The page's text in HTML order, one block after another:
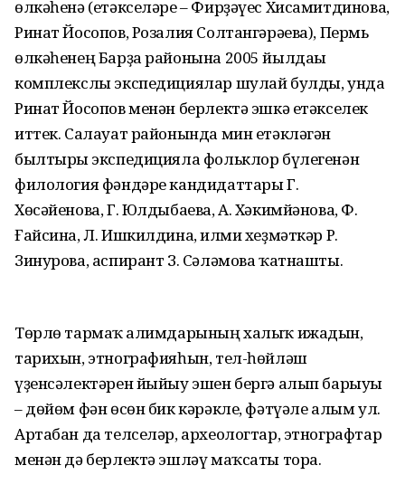
өлкәһенә (етәкселәре – Фирҙәүес Хисамитдинова,
Ринат Йосопов, Розалия Солтангәрәева), Пермь
өлкәһенең Барҙа районына 2005 йылдағы
комплекслы экспедициялар шулай булды, унда
Ринат Йосопов менән берлектә эшкә етәкселек
иттек. Салауат районында мин етәкләгән
былтырғы экспедицияла фольклор бүлегенән
филология фәндәре кандидаттары Г.
Хөсәйенова, Г. Юлдыбаева, А. Хәкимйәнова, Ф.
Ғайсина, Л. Ишкилдина, ғилми хеҙмәткәр Р.
Зинурова, аспирант З. Сәләмова ҡатнашты.
Төрлө тармаҡ ғалим­дарының халыҡ ижадын,
тарихын, этногра­фияһын, тел-һөйләш
үҙенсәлектәрен йыйыу эшен бергә алып барыуы
– дөйөм фән өсөн бик кәрәкле, фәтүәле алым ул.
Артабан да телселәр, археологтар, этнографтар
менән дә берлектә эшләү маҡсаты тора.